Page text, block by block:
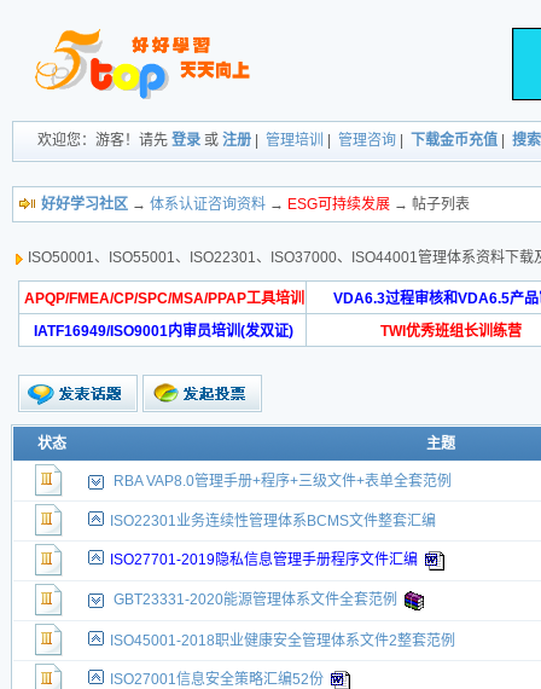
欢迎您：游客！请先 登录 或 注册 管理培训 管理咨询 下载金币充值 搜索
好好学习社区 → 体系认证咨询资料 → ESG可持续发展 → 帖子列表
ISO50001、ISO55001、ISO22301、ISO37000、ISO44001管理体系资料下载
APQP/FMEA/CP/SPC/MSA/PPAP工具培训
VDA6.3过程审核和VDA6.5产品
IATF16949/ISO9001内审员培训(发双证)
TWI优秀班组长训练营
状态 主题
RBA VAP8.0管理手册+程序+三级文件+表单全套范例
ISO22301业务连续性管理体系BCMS文件整套汇编
ISO27701-2019隐私信息管理手册程序文件汇编
GBT23331-2020能源管理体系文件全套范例
ISO45001-2018职业健康安全管理体系文件2整套范例
ISO27001信息安全策略汇编52份